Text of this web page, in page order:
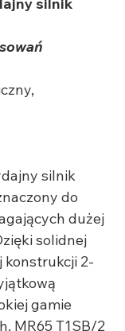
silnik
silnik
do
dużej
solidnej
konstrukcji 2-
gamie
MR65 T1SB/2